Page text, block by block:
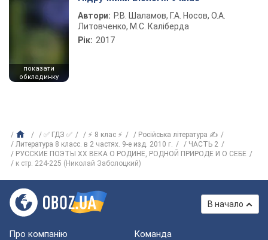
показати
обкладинку
Автори: Р.В. Шаламов, Г.А. Носов, О.А.
Литовченко, М.С. Каліберда
Рік: 2017
✅ ГДЗ ✅ ⚡ 8 клас ⚡
Російська література ✍
Литература 8 класс. в 2 частях. 9-е изд. 2010 г.
ЧАСТЬ 2
РУССКИЕ ПОЭТЫ ХХ ВЕКА О РОДИНЕ, РОДНОЙ ПРИРОДЕ И О СЕБЕ
к стр. 224-225 (Николай Заболоцкий)
В начало
Про компанію Команда